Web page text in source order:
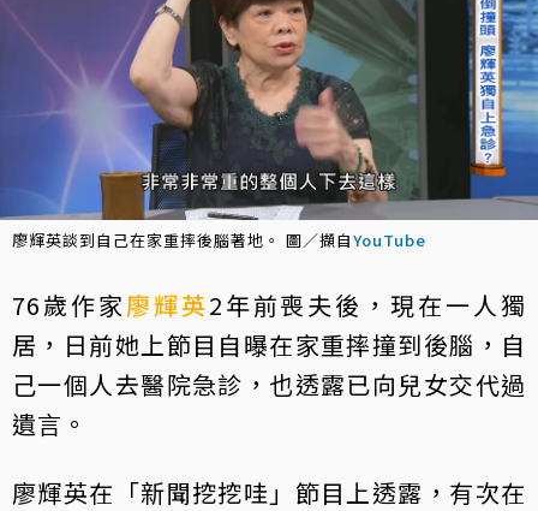
廖輝英談到自己在家重摔後腦著地。 圖／擷自YouTube
76歲作家廖輝英2年前喪夫後，現在一人獨
居，日前她上節目自曝在家重摔撞到後腦，自
己一個人去醫院急診，也透露已向兒女交代過
遺言。
廖輝英在「新聞挖挖哇」節目上透露，有次在